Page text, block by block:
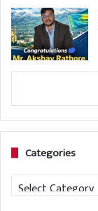
Categories
Categories